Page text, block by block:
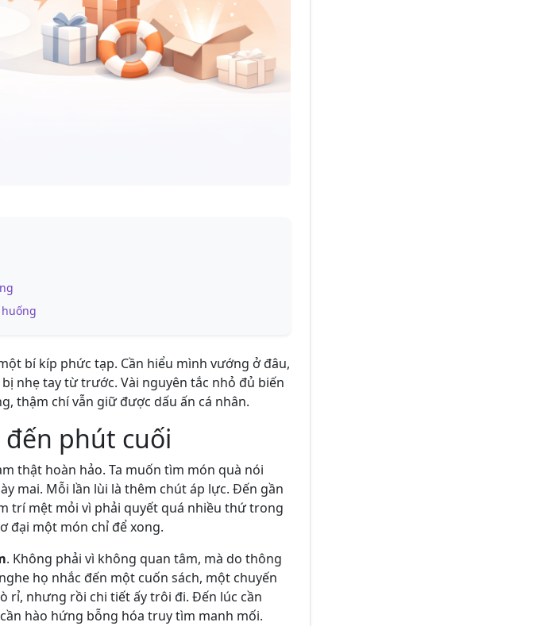
bí kíp phức tạp. Cần hiểu mình vướng ở đâu,
nhẹ tay từ trước. Vài nguyên tắc nhỏ đủ biến
thậm chí vẫn giữ được dấu ấn cá nhân.
đến phút cuối
thật hoàn hảo. Ta muốn tìm món quà nói
mai. Mỗi lần lùi là thêm chút áp lực. Đến gần
trí mệt mỏi vì phải quyết quá nhiều thứ trong
đại một món chỉ để xong.
. Không phải vì không quan tâm, mà do thông
họ nhắc đến một cuốn sách, một chuyến
rỉ, nhưng rồi chi tiết ấy trôi đi. Đến lúc cần
hào hứng bỗng hóa truy tìm manh mối.